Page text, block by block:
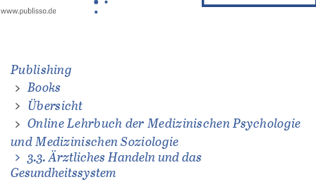
Publishing
Books
Übersicht
Online Lehrbuch der Medizinischen Psychologie
und Medizinischen Soziologie
3.3. Ärztliches Handeln und das
Gesundheitssystem